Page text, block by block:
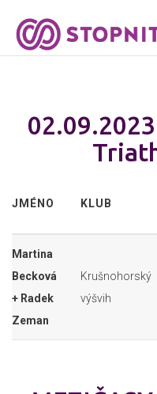
JMÉNO KLUB
Martina
Becková
+ Radek
Zeman
Krušnohorský
výšvih